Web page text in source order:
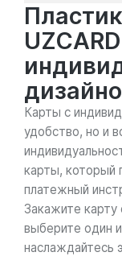
Карты с
удобство, но и
карты, который
платежный
Закажите
выберите один
наслаждайтесь